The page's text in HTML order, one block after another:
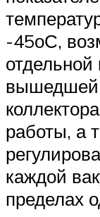
-45оС,
отдельной
вышедшей
работы, а
каждой
пределах